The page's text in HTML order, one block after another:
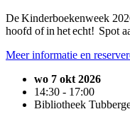
De Kinderboekenweek
hoofd of in het echt! Spot
Meer informatie en
wo 7 okt 2026
14:30 - 17:00
Bibliotheek